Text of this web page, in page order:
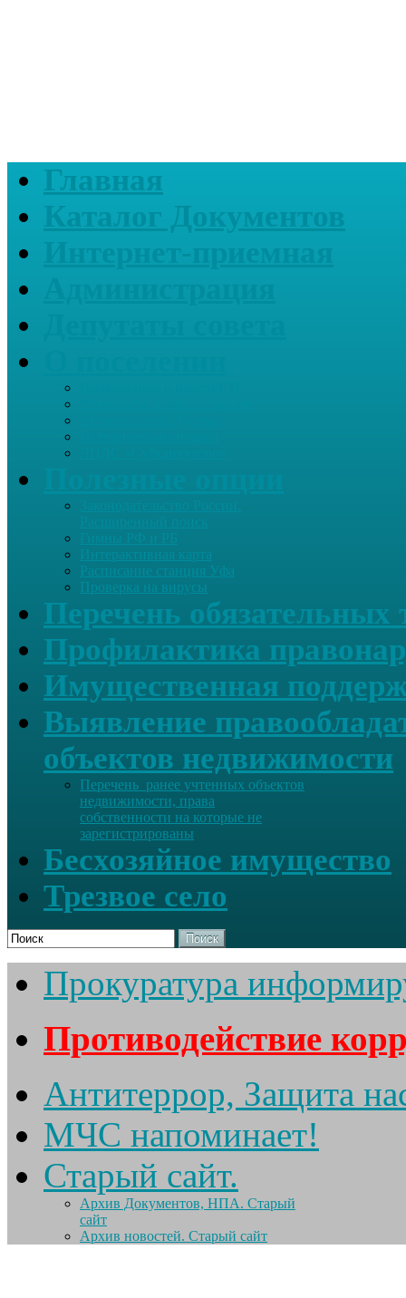
Главная
Каталог Документов
Интерактивная карта
Расписание станция Уфа
Проверка на вирусы
Перечень обязательных
Профилактика
Имущественная
Выявление
объектов недвижимости
Перечень ранее учтенных объектов
недвижимости, права
собственности на которые не
зарегистрированы
Бесхозяйное имущество
Трезвое село
Поиск
Прокуратура
Противодействие
Антитеррор, Защита
МЧС напоминает!
Старый сайт.
Архив Документов, НПА. Старый
сайт
Архив новостей. Старый сайт